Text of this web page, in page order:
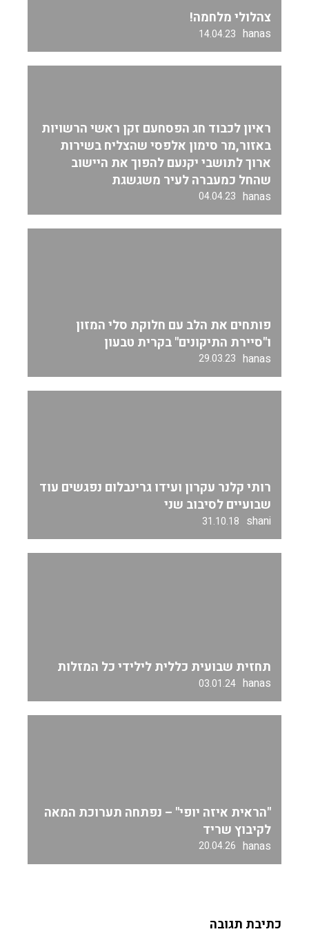
צהלולי מלחמה!
hanas
14.04.23
ראיון לכבוד חג הפסחעם זקן ראשי הרשויות
באזור,מר סימון אלפסי שהצליח בשירות
ארוך לתושבי יקנעם להפוך את היישוב
שהחל כמעברה לעיר משגשגת
hanas
04.04.23
פותחים את הלב עם חלוקת סלי המזון
ו"סיירת התיקונים" בקרית טבעון
hanas
29.03.23
רותי קלנר עקרון ועידו גרינבלום נפגשים עוד
שבועיים לסיבוב שני
shani
31.10.18
תחזית שבועית כללית לילידי כל המזלות
hanas
03.01.24
"הראית איזה יופי" – נפתחה תערוכת המאה
לקיבוץ שריד
hanas
20.04.26
כתיבת תגובה